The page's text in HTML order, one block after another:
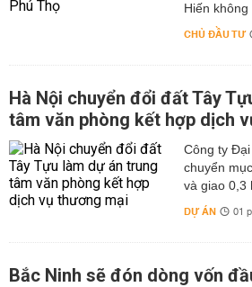
Hiến không
CHỦ ĐẦU TƯ
Hà Nội chuyển đổi đất Tây
tâm văn phòng kết hợp dịch
Công ty
chuyển
và giao 0,3
DỰ ÁN 01
Bắc Ninh sẽ đón dòng vốn